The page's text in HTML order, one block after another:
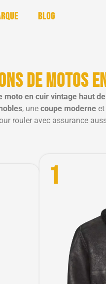
Blog
de motos
moto en cuir vintage haut
, une coupe moderne et
rouler avec assurance
1